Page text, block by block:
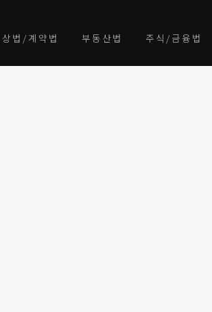
상법/계약법 부동산법 주식/금융법